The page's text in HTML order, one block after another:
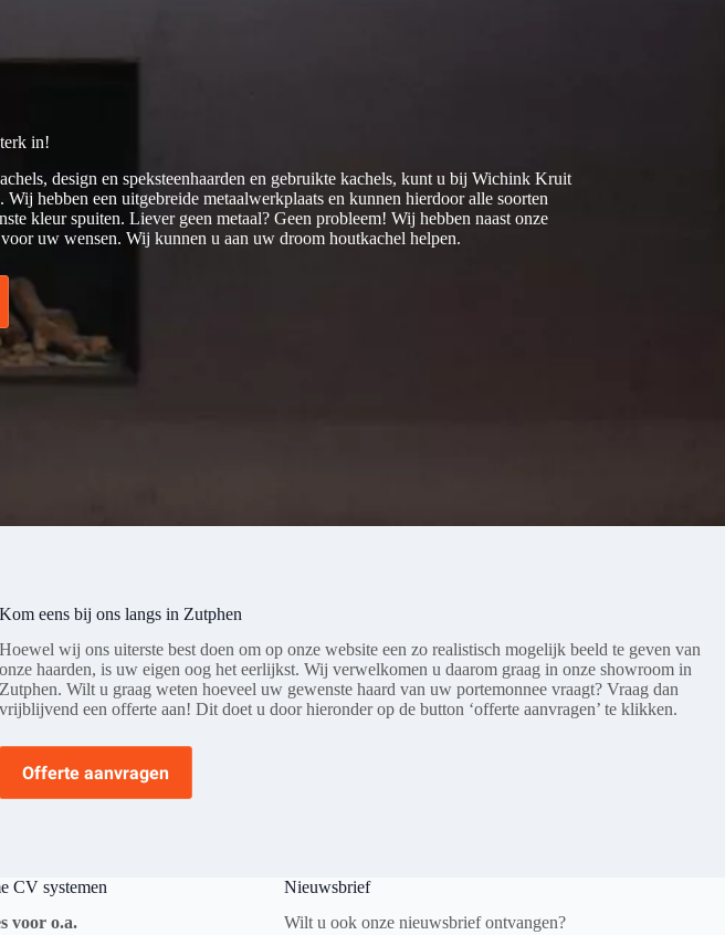
in!
design en speksteenhaarden en gebruikte kachels, kunt u bij Wichink Kruit
hebben een uitgebreide metaalwerkplaats en kunnen hierdoor alle soorten
kleur spuiten. Liever geen metaal? Geen probleem! Wij hebben naast onze
uw wensen. Wij kunnen u aan uw droom houtkachel helpen.
Kom eens bij ons langs in Zutphen
Hoewel wij ons uiterste best doen om op onze website een zo realistisch mogelijk beeld te geven van
onze haarden, is uw eigen oog het eerlijkst. Wij verwelkomen u daarom graag in onze showroom in
Zutphen. Wilt u graag weten hoeveel uw gewenste haard van uw portemonnee vraagt? Vraag dan
vrijblijvend een offerte aan! Dit doet u door hieronder op de button ‘offerte aanvragen’ te klikken.
Offerte aanvragen
CV systemen
voor o.a.
Nieuwsbrief
Wilt u ook onze nieuwsbrief ontvangen?